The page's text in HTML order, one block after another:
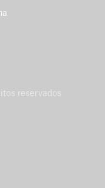
reservados